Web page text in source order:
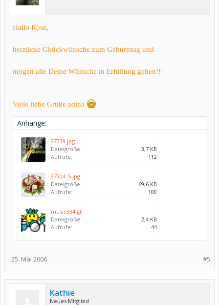
Hallo Rose,
herzliche Gkückwünsche zum Geburtstag und
mögen alle Deine Wünsche in Erfüllung gehen!!!
Viele liebe Grüße adina
Anhänge:
27339.jpg
Dateigröße:
3,7 KB
Aufrufe:
112
97304_5.jpg
Dateigröße:
69,6 KB
Aufrufe:
100
music334.gif
Dateigröße:
2,4 KB
Aufrufe:
44
#5
25. Mai 2006
Kathie
Neues Mitglied